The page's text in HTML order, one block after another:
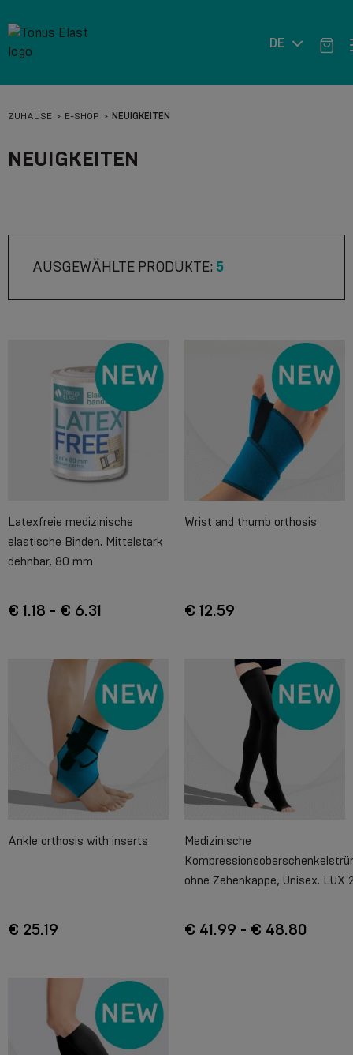
DE
ZUHAUSE E-SHOP NEUIGKEITEN
NEUIGKEITEN
AUSGEWÄHLTE PRODUKTE: 5
Latexfreie medizinische
elastische Binden. Mittelstark
dehnbar, 80 mm
€ 1.18 - € 6.31
Wrist and thumb orthosis
€ 12.59
Ankle orthosis with inserts
€ 25.19
Medizinische
ohne Zehenkappe, Unisex. LUX
€ 41.99 - € 48.80